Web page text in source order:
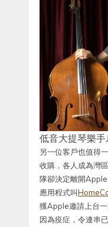
低音大提琴樂手
另一位客戶也值得
收購，各人成為灣
隊卻決定離開
應用程式叫
獲Apple邀請上台
因為疫症，令連串